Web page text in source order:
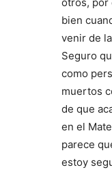
bien
venir de
Seguro
como
muertos
de que
en el
parece
estoy